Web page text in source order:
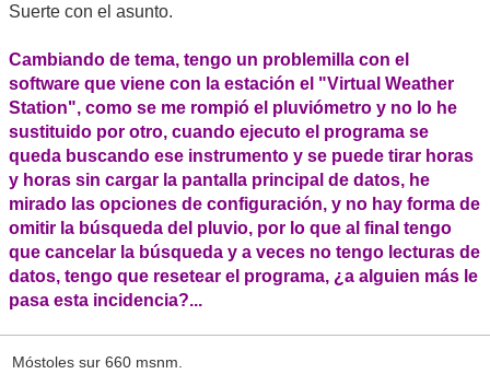
Suerte con el asunto.
Cambiando de tema, tengo un problemilla con el
software que viene con la estación el "Virtual Weather
Station", como se me rompió el pluviómetro y no lo he
sustituido por otro, cuando ejecuto el programa se
queda buscando ese instrumento y se puede tirar horas
y horas sin cargar la pantalla principal de datos, he
mirado las opciones de configuración, y no hay forma de
omitir la búsqueda del pluvio, por lo que al final tengo
que cancelar la búsqueda y a veces no tengo lecturas de
datos, tengo que resetear el programa, ¿a alguien más le
pasa esta incidencia?...
Móstoles sur 660 msnm.